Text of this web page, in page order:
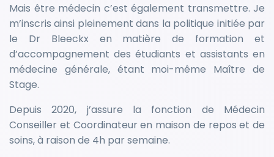
Mais être médecin c’est également transmettre. Je
m’inscris ainsi pleinement dans la politique initiée par
le Dr Bleeckx en matière de formation et
d’accompagnement des étudiants et assistants en
médecine générale, étant moi-même Maître de
Stage.
Depuis 2020, j’assure la fonction de Médecin
Conseiller et Coordinateur en maison de repos et de
soins, à raison de 4h par semaine.